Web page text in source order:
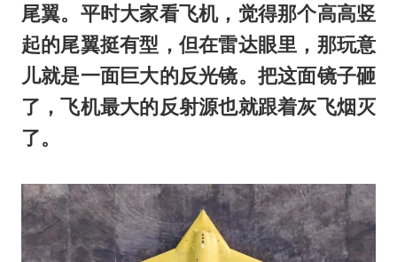
尾翼。平时大家看飞机，觉得那个高高竖
起的尾翼挺有型，但在雷达眼里，那玩意
儿就是一面巨大的反光镜。把这面镜子砸
了，飞机最大的反射源也就跟着灰飞烟灭
了。